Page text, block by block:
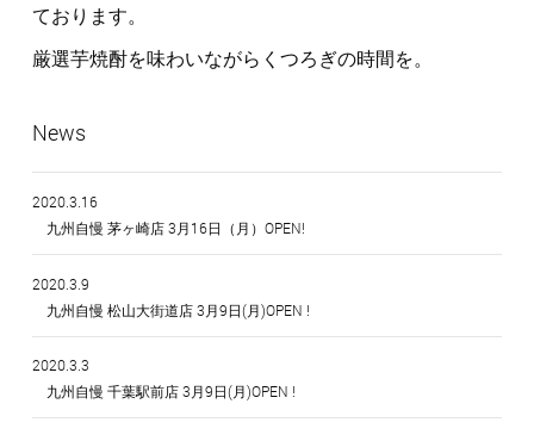
ております。
厳選芋焼酎を味わいながらくつろぎの時間を。
News
2020.3.16
九州自慢 茅ヶ崎店 3月16日（月）OPEN!
2020.3.9
九州自慢 松山大街道店 3月9日(月)OPEN !
2020.3.3
九州自慢 千葉駅前店 3月9日(月)OPEN !